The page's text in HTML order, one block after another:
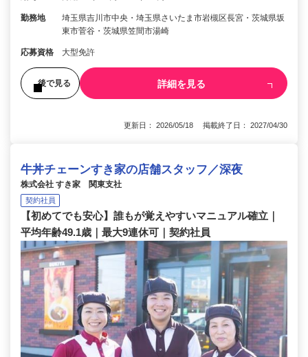
勤務地
埼玉県吉川市中央・埼玉県さいたま市岩槻区長宮・茨城県坂
東市菅谷・茨城県笠間市湯崎
応募資格 大型免許
後で見る 詳細を見る
更新日： 2026/05/18 掲載終了日： 2027/04/30
牛丼チェーンすき家の店舗スタッフ／深夜
株式会社 すき家 関東支社
契約社員
【初めてでも安心】誰もが覚えやすいマニュアル確立｜
平均年齢49.1歳｜最大9連休可｜契約社員